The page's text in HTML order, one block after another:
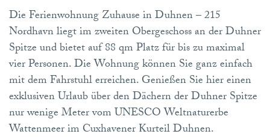
Die Ferienwohnung Zuhause in Duhnen – 215
Nordhavn liegt im zweiten Obergeschoss an der Duhner
Spitze und bietet auf 88 qm Platz für bis zu maximal
vier Personen. Die Wohnung können Sie ganz einfach
mit dem Fahrstuhl erreichen. Genießen Sie hier einen
exklusiven Urlaub über den Dächern der Duhner Spitze
nur wenige Meter vom UNESCO Weltnaturerbe
Wattenmeer im Cuxhavener Kurteil Duhnen.